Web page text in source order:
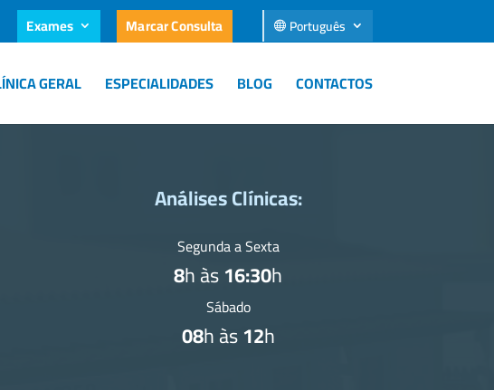
Exames Marcar Consulta Português
GERAL ESPECIALIDADES BLOG CONTACTOS
Análises Clínicas:
Segunda a Sexta
8h às16:30h
Sábado
08h às12h